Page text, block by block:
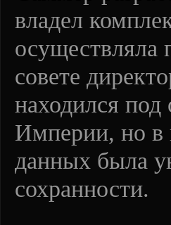
владел
осуществляла
совете
находился
Империи, но в
данных была
сохранности.